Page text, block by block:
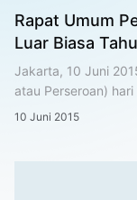
Rapat Umum
Luar Biasa
Tbk
Jakarta, 10 Juni
atau Perseroan)
10 Juni 2015